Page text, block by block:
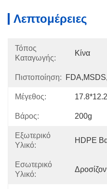
Λεπτομέρειες
Τόπος
Καταγωγής:
Κίνα
Πιστοποίηση:
Μέγεθος:
Βάρος: 200g
Εξωτερικό
Υλικό:
HDPE
Εσωτερικό
Υλικό: